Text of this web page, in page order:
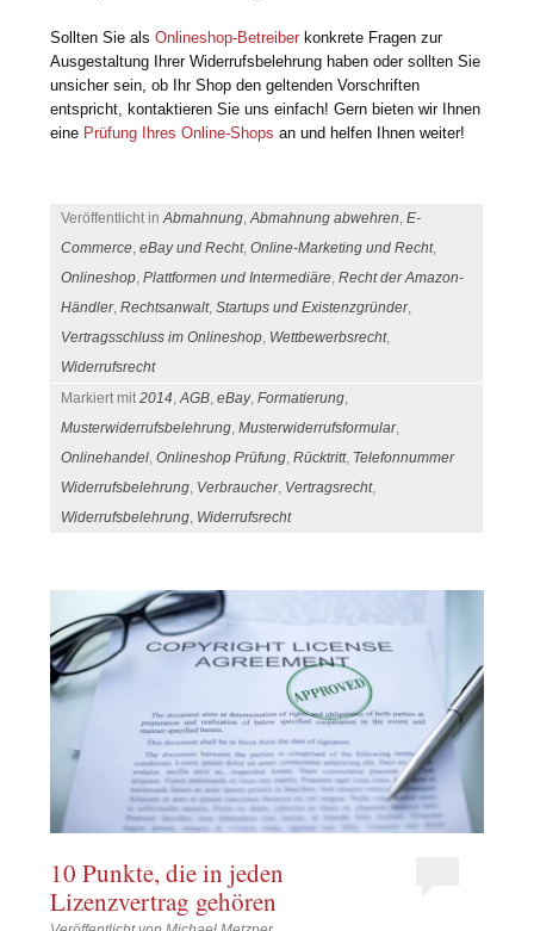
Sollten Sie alsOnlineshop-Betreiber konkrete Fragen zur
Ausgestaltung Ihrer Widerrufsbelehrung haben oder sollten Sie
unsicher sein, ob Ihr Shop den geltenden Vorschriften
entspricht, kontaktieren Sie uns einfach! Gern bieten wir Ihnen
eine Prüfung Ihres Online-Shops an und helfen Ihnen weiter!
Veröffentlicht inAbmahnung ,Abmahnung abwehren ,E-
Commerce ,eBay und Recht,Online-Marketing und Recht,
Onlineshop ,Plattformen und Intermediäre ,Recht der Amazon-
Händler,Rechtsanwalt,Startups und Existenzgründer,
Vertragsschluss im Onlineshop Wettbewerbsrecht,
Widerrufsrecht
Markiert mit2014 ,AGB ,eBay,Formatierung
Musterwiderrufsbelehrung ,Musterwiderrufsformular,
Onlinehandel ,Onlineshop Prüfung ,Rücktritt, Telefonnummer
Widerrufsbelehrung Verbraucher, Vertragsrecht,
Widerrufsbelehrung Widerrufsrecht
10 Punkte, die in jeden
Lizenzvertrag gehören